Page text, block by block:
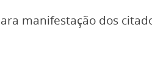
manifestação dos